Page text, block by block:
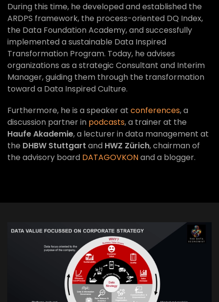
During this time, he developed and established the
ARDPS framework, the process-oriented DQ Index,
the Data Foundation Academy, and successfully
implemented a sustainable Data Inspired
Transformation Program. Today, he advises
organizations as a strategic Consultant and Interim
Manager, guiding them through the transformation
toward a Data Inspired Culture.
Furthermore, he is a speaker at conferences, a
discussion partner in podcasts, a trainer at the
Haufe Akademie, a lecturer in data management at
the DHBW Stuttgart and HWZ Zürich, chairman of
the advisory board DATAGOVKONand a blogger.
VIEW